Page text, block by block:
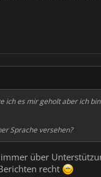
ich es mir geholt aber ich
Sprache versehen?
über
recht